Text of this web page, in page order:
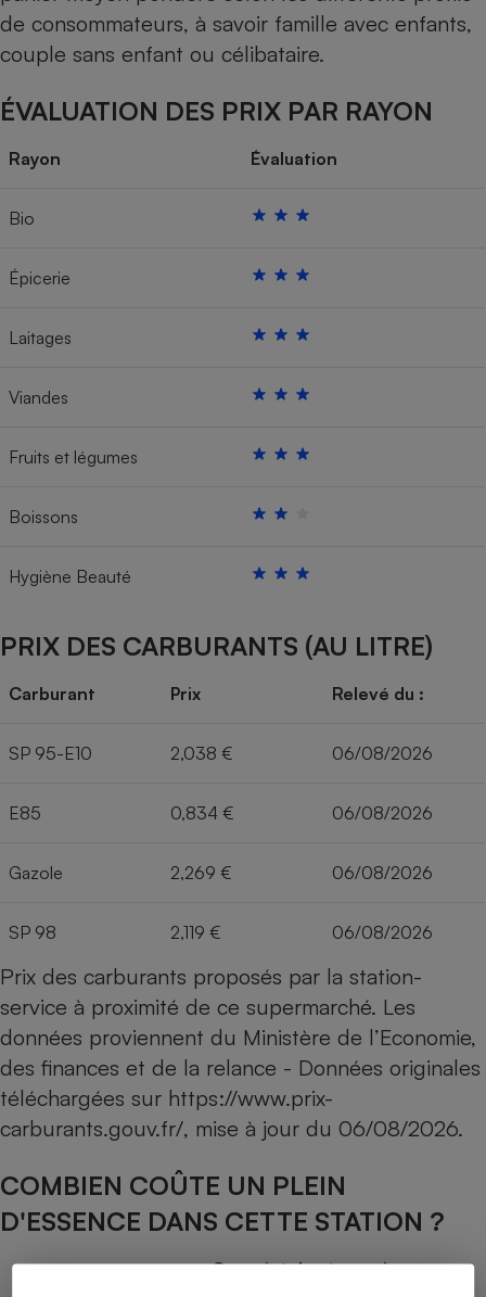
de consommateurs, à savoir famille avec enfants,
couple sans enfant ou célibataire.
ÉVALUATION DES PRIX PAR RAYON
Rayon Évaluation
Bio
Épicerie
Laitages
Viandes
Fruits et légumes
Boissons
Hygiène Beauté
PRIX DES CARBURANTS (AU LITRE)
Carburant Prix Relevé du :
SP 95-E10 2,038 € 06/08/2026
E85 0,834 € 06/08/2026
Gazole 2,269 € 06/08/2026
SP 98 2,119 € 06/08/2026
Prix des carburants proposés par la station-
service à proximité de ce supermarché. Les
données proviennent du Ministère de l’Economie,
des finances et de la relance - Données originales
téléchargées sur https://www.prix-
carburants.gouv.fr/, mise à jour du 06/08/2026.
COMBIEN COÛTE UN PLEIN
D'ESSENCE DANS CETTE STATION ?
Capacité du réservoir